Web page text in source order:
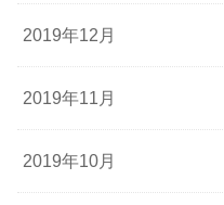
2019年12月
2019年11月
2019年10月